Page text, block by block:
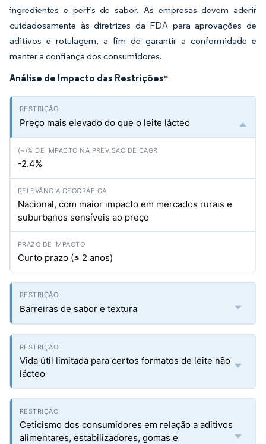
ingredientes e perfis de sabor. As empresas devem aderir
cuidadosamente às diretrizes da FDA para aprovações de
aditivos e rotulagem, a fim de garantir a conformidade e
manter a confiança dos consumidores.
Análise de Impacto das Restrições*
Preço mais elevado do que o leite lácteo
-2.4%
Nacional, com maior impacto em mercados rurais e
suburbanos sensíveis ao preço
Curto prazo (≤ 2 anos)
Barreiras de sabor e textura
Vida útil limitada para certos formatos de leite não
lácteo
Ceticismo dos consumidores em relação a aditivos
alimentares, estabilizadores, gomas e